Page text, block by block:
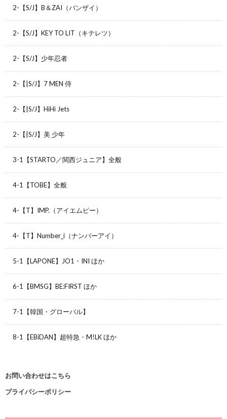
2-【S/J】B＆ZAI（バンザイ）
2-【S/J】KEY TO LIT（キテレツ）
2-【S/J】少年忍者
2-【|S/J】7 MEN 侍
2-【|S/J】HiHi Jets
2-【|S/J】美 少年
3-1【STARTO／関西ジュニア】全般
4-1【TOBE】全般
4-【T】IMP.（アイエムピー）
4-【T】Number_i（ナンバーアイ）
5-1【LAPONE】JO1・INI ほか
6-1【BMSG】BE:FIRST ほか
7-1【韓国・グローバル】
8-1【EBiDAN】超特急・M!LK ほか
お問い合わせはこちら
プライバシーポリシー